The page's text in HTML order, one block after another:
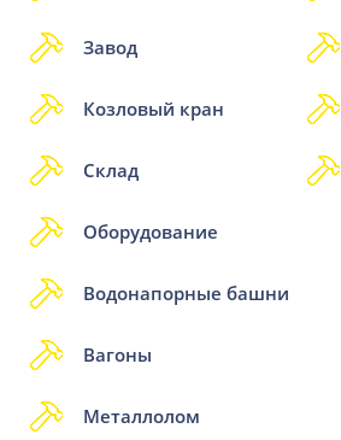
Завод
Козловый кран
Склад
Оборудование
Водонапорные башни
Вагоны
Металлолом